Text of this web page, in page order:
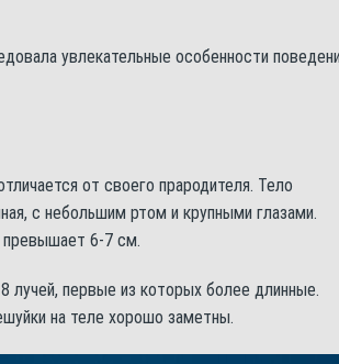
увлекательные особенности
от своего прародителя. Тело
с небольшим ртом и крупными глазами.
превышает 6-7 см.
лучей, первые из которых более длинные.
на теле хорошо заметны.